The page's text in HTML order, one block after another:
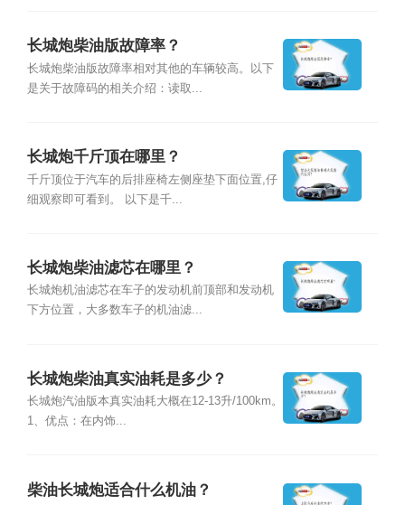
长城炮柴油版故障率？
长城炮柴油版故障率相对其他的车辆较高。以下
是关于故障码的相关介绍：读取...
长城炮千斤顶在哪里？
千斤顶位于汽车的后排座椅左侧座垫下面位置,仔
细观察即可看到。 以下是千...
长城炮柴油滤芯在哪里？
长城炮机油滤芯在车子的发动机前顶部和发动机
下方位置，大多数车子的机油滤...
长城炮柴油真实油耗是多少？
长城炮汽油版本真实油耗大概在12-13升/100km。
1、优点：在内饰...
柴油长城炮适合什么机油？